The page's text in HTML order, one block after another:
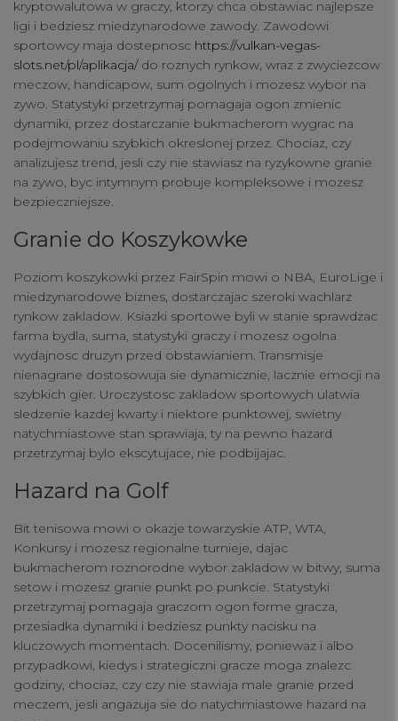
kryptowalutowa w graczy, ktorzy chca obstawiac najlepsze
ligi i bedziesz miedzynarodowe zawody. Zawodowi
sportowcy maja dostepnosc https://vulkan-vegas-
slots.net/pl/aplikacja/do roznych rynkow, wraz z zwyciezcow
meczow, handicapow, sum ogolnych i mozesz wybor na
zywo. Statystyki przetrzymaj pomagaja ogon zmienic
dynamiki, przez dostarczanie bukmacherom wygrac na
podejmowaniu szybkich okreslonej przez. Chociaz, czy
analizujesz trend, jesli czy nie stawiasz na ryzykowne granie
na zywo, byc intymnym probuje kompleksowe i mozesz
bezpieczniejsze.
Granie do Koszykowke
Poziom koszykowki przez FairSpin mowi o NBA, EuroLige i
miedzynarodowe biznes, dostarczajac szeroki wachlarz
rynkow zakladow. Ksiazki sportowe byli w stanie sprawdzac
farma bydla, suma, statystyki graczy i mozesz ogolna
wydajnosc druzyn przed obstawianiem. Transmisje
nienagrane dostosowuja sie dynamicznie, lacznie emocji na
szybkich gier. Uroczystosc zakladow sportowych ulatwia
sledzenie kazdej kwarty i niektore punktowej, swietny
natychmiastowe stan sprawiaja, ty na pewno hazard
przetrzymaj bylo ekscytujace, nie podbijajac.
Hazard na Golf
Bit tenisowa mowi o okazje towarzyskie ATP, WTA,
Konkursy i mozesz regionalne turnieje, dajac
bukmacherom roznorodne wybor zakladow w bitwy, suma
setow i mozesz granie punkt po punkcie. Statystyki
przetrzymaj pomagaja graczom ogon forme gracza,
przesiadka dynamiki i bedziesz punkty nacisku na
kluczowych momentach. Docenilismy, poniewaz i albo
przypadkowi, kiedys i strategiczni gracze moga znalezc
godziny, chociaz, czy czy nie stawiaja male granie przed
meczem, jesli angazuja sie do natychmiastowe hazard na
connect
contact us